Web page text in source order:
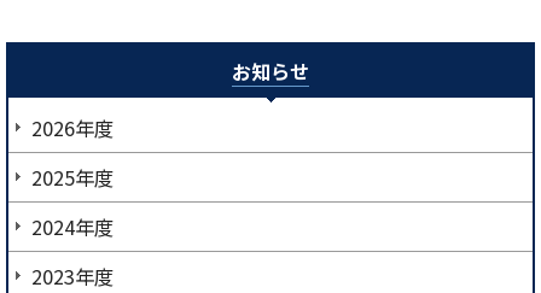
お知らせ
2026年度
2025年度
2024年度
2023年度